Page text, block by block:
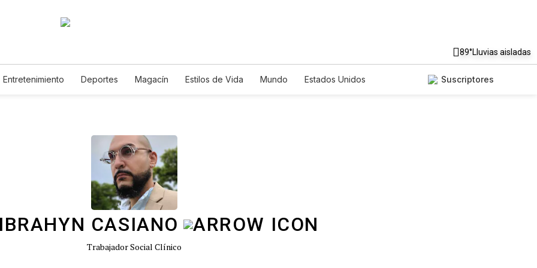
89°Lluvias aisladas
Entretenimiento Deportes Magacín Estilos de Vida Mundo
Estados Unidos
Suscriptores
CASIANO
Trabajador Social Clínico